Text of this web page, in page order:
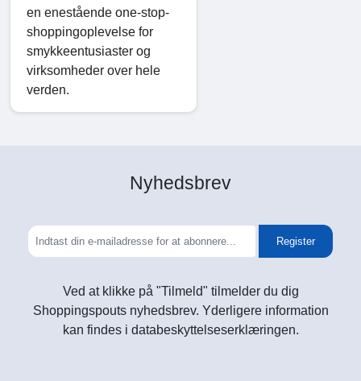
en enestående one-stop-
shoppingoplevelse for
smykkeentusiaster og
virksomheder over hele
verden.
Nyhedsbrev
Register
Ved at klikke på "Tilmeld" tilmelder du dig
Shoppingspouts nyhedsbrev. Yderligere information
kan findes i databeskyttelseserklæringen.